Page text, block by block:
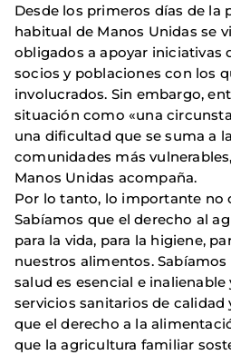
Desde los primeros días de la
habitual de Manos Unidas se
obligados a apoyar iniciativas
socios y poblaciones con los
involucrados. Sin embargo,
situación como «una
una dificultad que se suma a
comuni­dades más
Manos Unidas acompaña.
Por lo tanto, lo importante no
Sabíamos que el derecho al
para la vida, para la higiene,
nuestros ali­mentos. Sabíamos
salud es esencial e
servicios sanitarios de calidad
que el derecho a la
que la agricultura familiar